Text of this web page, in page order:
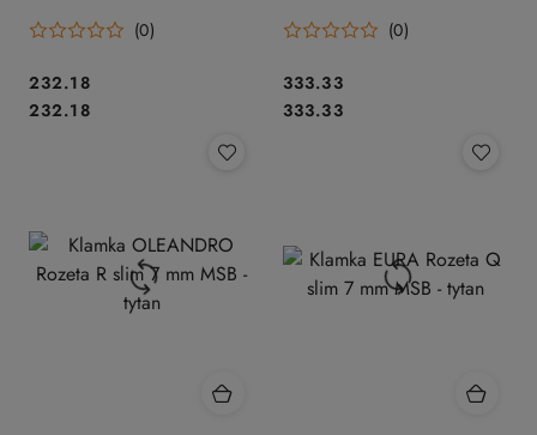
6011
(0)
Cena:
232.18
Cena:
232.18
(0)
Cena:
333.33
Cena:
333.33